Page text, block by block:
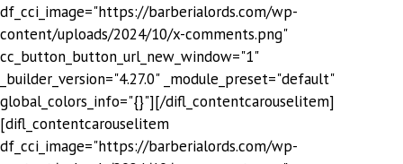
df_cci_image="https://barberialords.com/wp-
content/uploads/2024/10/x-comments.png"
cc_button_button_url_new_window="1"
_builder_version="4.27.0" _module_preset="default"
global_colors_info="{}"][/difl_contentcarouselitem]
[difl_contentcarouselitem
df_cci_image="https://barberialords.com/wp-